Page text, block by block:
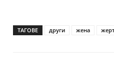
ТАГОВЕ други жена